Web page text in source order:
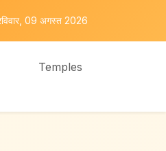
09 अगस्त 2026
Temples